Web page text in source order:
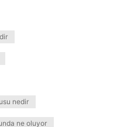
nedir
ne oluyor